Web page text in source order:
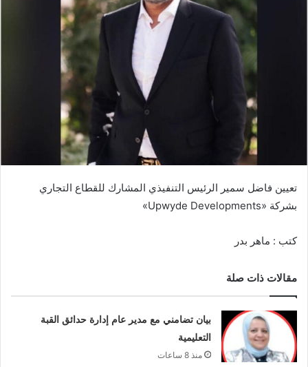
تعيين فاضل سمير الرئيس التنفيذي المشارك للقطاع التجاري
بشركة «Upwyde Developments»
كتب : ماهر بدر
مقالات ذات صلة
بيان تضامني مع مدير عام إدارة حدائق القبة
التعليمية
منذ 8 ساعات